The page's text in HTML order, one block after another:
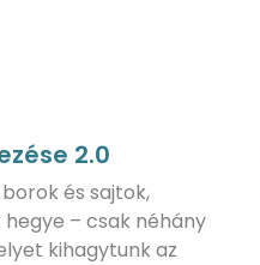
2.0
és sajtok,
– csak néhány
kihagytunk az